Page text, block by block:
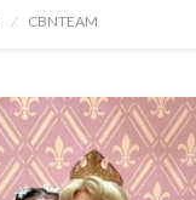
CBNTEAM